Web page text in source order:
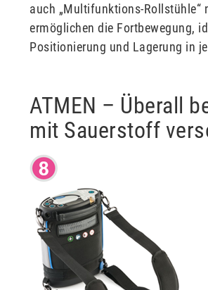
auch „Multifunktions-Rollstühle“
ermöglichen die Fortbewegung,
Positionierung und Lagerung in
ATMEN – Überall
mit Sauerstoff